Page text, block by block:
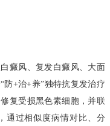
癜风、复发白癜风、大面
防+治+养”独特抗复发治疗
复受损黑色素细胞，并联
通过相似度病情对比、分